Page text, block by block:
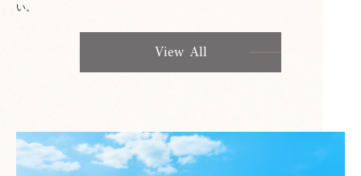
い。
View All